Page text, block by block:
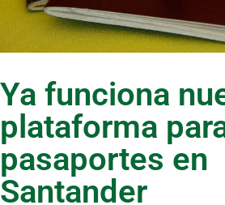
Ya funciona
plataforma
pasaportes en
Santander